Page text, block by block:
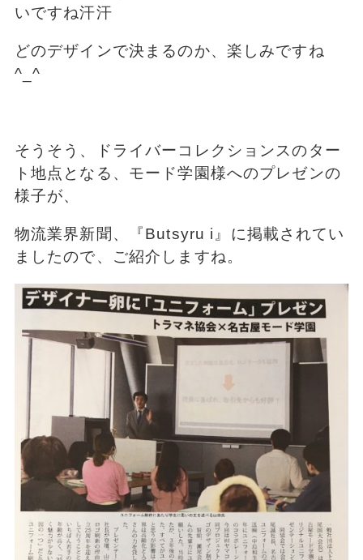
いですね汗汗
どのデザインで決まるのか、楽しみですね
^_^
そうそう、ドライバーコレクションスのター
ト地点となる、モード学園様へのプレゼンの
様子が、
物流業界新聞、『Butsyru i』に掲載されてい
ましたので、ご紹介しますね。